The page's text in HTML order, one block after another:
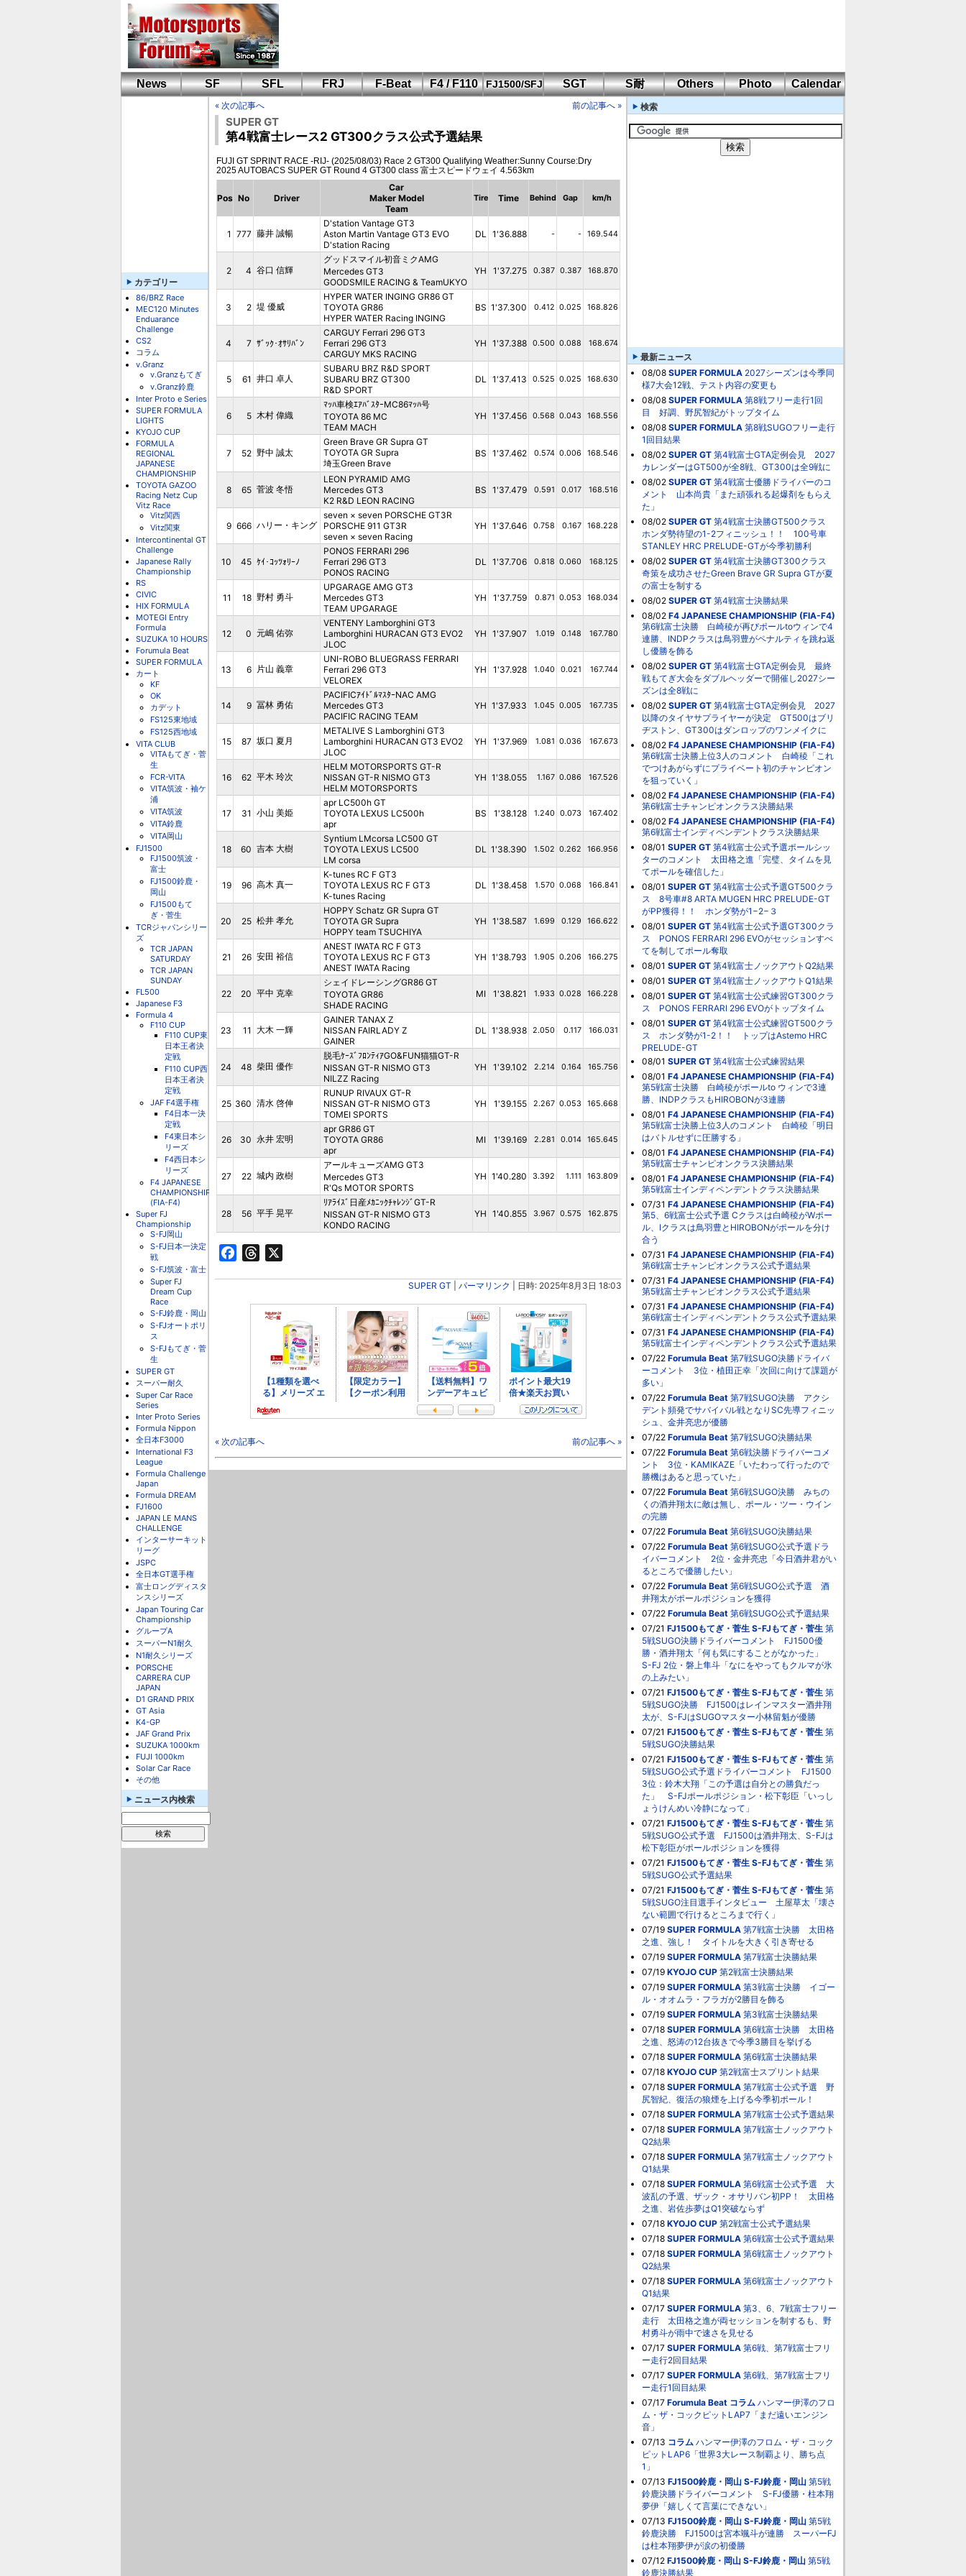
News SF SFL FRJ F-Beat
F4 / F110
FJ1500/SFJ SGT S耐 Others Photo Calendar
カテゴリー
86/BRZ Race
MEC120 Minutes
Enduarance
Challenge
CS2
コラム
v.Granz
v.Granzもてぎ
v.Granz鈴鹿
Inter Proto e Series
SUPER FORMULA
LIGHTS
KYOJO CUP
FORMULA
REGIONAL
JAPANESE
CHAMPIONSHIP
TOYOTA GAZOO
Racing Netz Cup
Vitz Race
Vitz関西
Vitz関東
Intercontinental GT
Challenge
Japanese Rally
Championship
RS
CIVIC
HIX FORMULA
MOTEGI Entry
Formula
SUZUKA 10 HOURS
Forumula Beat
SUPER FORMULA
カート
KF
OK
カデット
FS125東地域
FS125西地域
VITA CLUB
VITAもてぎ・菅
生
FCR-VITA
VITA筑波・袖ケ
浦
VITA筑波
VITA鈴鹿
VITA岡山
FJ1500
FJ1500筑波・
富士
FJ1500鈴鹿・
岡山
FJ1500もて
ぎ・菅生
TCRジャパンシリー
ズ
TCR JAPAN
SATURDAY
TCR JAPAN
SUNDAY
FL500
Japanese F3
Formula 4
F110 CUP
F110 CUP東
日本王者決
定戦
F110 CUP西
日本王者決
定戦
JAF F4選手権
F4日本一決
定戦
F4東日本シ
リーズ
F4西日本シ
リーズ
F4 JAPANESE
CHAMPIONSHIP
(FIA-F4)
Super FJ
Championship
S-FJ岡山
S-FJ日本一決定
戦
S-FJ筑波・富士
Super FJ
Dream Cup
Race
S-FJ鈴鹿・岡山
S-FJオートポリ
ス
S-FJもてぎ・菅
生
SUPER GT
スーパー耐久
Super Car Race
Series
Inter Proto Series
Formula Nippon
全日本F3000
International F3
League
Formula Challenge
Japan
Formula DREAM
FJ1600
JAPAN LE MANS
CHALLENGE
インターサーキット
リーグ
JSPC
全日本GT選手権
富士ロングディスタ
ンスシリーズ
Japan Touring Car
Championship
グループA
スーパーN1耐久
N1耐久シリーズ
PORSCHE
CARRERA CUP
JAPAN
D1 GRAND PRIX
GT Asia
K4-GP
JAF Grand Prix
SUZUKA 1000km
FUJI 1000km
Solar Car Race
その他
ニュース内検索
« 次の記事へ 前の記事へ »
SUPER GT
第4戦富士レース2 GT300クラス公式予選結果
FUJI GT SPRINT RACE -RIJ- (2025/08/03) Race 2 GT300 Qualifying Weather:Sunny Course:Dry
2025 AUTOBACS SUPER GT Round 4 GT300 class 富士スピードウェイ 4.563km
Pos No Driver
Car
Maker Model
Team
Tire Time Behind Gap km/h
1 777 藤井 誠暢
D'station Vantage GT3
Aston Martin Vantage GT3 EVO
D'station Racing
DL 1'36.888 - - 169.544
2 4 谷口 信輝
グッドスマイル初音ミクAMG
Mercedes GT3
GOODSMILE RACING & TeamUKYO
YH 1'37.275 0.387 0.387 168.870
3 2 堤 優威
HYPER WATER INGING GR86 GT
TOYOTA GR86
HYPER WATER Racing INGING
BS 1'37.300 0.412 0.025 168.826
4 7 ｻﾞｯｸ･ｵｻﾘﾊﾞﾝ
CARGUY Ferrari 296 GT3
Ferrari 296 GT3
CARGUY MKS RACING
YH 1'37.388 0.500 0.088 168.674
5 61 井口 卓人
SUBARU BRZ R&D SPORT
SUBARU BRZ GT300
R&D SPORT
DL 1'37.413 0.525 0.025 168.630
6 5 木村 偉織
ﾏｯﾊ車検ｴｱﾊﾞｽﾀｰMC86ﾏｯﾊ号
TOYOTA 86 MC
TEAM MACH
YH 1'37.456 0.568 0.043 168.556
7 52 野中 誠太
Green Brave GR Supra GT
TOYOTA GR Supra
埼玉Green Brave
BS 1'37.462 0.574 0.006 168.546
8 65 菅波 冬悟
LEON PYRAMID AMG
Mercedes GT3
K2 R&D LEON RACING
BS 1'37.479 0.591 0.017 168.516
9 666 ハリー・キング
seven × seven PORSCHE GT3R
PORSCHE 911 GT3R
seven × seven Racing
YH 1'37.646 0.758 0.167 168.228
10 45 ｹｲ･ｺｯﾂｫﾘｰﾉ
PONOS FERRARI 296
Ferrari 296 GT3
PONOS RACING
DL 1'37.706 0.818 0.060 168.125
11 18 野村 勇斗
UPGARAGE AMG GT3
Mercedes GT3
TEAM UPGARAGE
YH 1'37.759 0.871 0.053 168.034
12 0 元嶋 佑弥
VENTENY Lamborghini GT3
Lamborghini HURACAN GT3 EVO2
JLOC
YH 1'37.907 1.019 0.148 167.780
13 6 片山 義章
UNI-ROBO BLUEGRASS FERRARI
Ferrari 296 GT3
VELOREX
YH 1'37.928 1.040 0.021 167.744
14 9 冨林 勇佑
PACIFICｱｲﾄﾞﾙﾏｽﾀｰNAC AMG
Mercedes GT3
PACIFIC RACING TEAM
YH 1'37.933 1.045 0.005 167.735
15 87 坂口 夏月
METALIVE S Lamborghini GT3
Lamborghini HURACAN GT3 EVO2
JLOC
YH 1'37.969 1.081 0.036 167.673
16 62 平木 玲次
HELM MOTORSPORTS GT-R
NISSAN GT-R NISMO GT3
HELM MOTORSPORTS
YH 1'38.055 1.167 0.086 167.526
17 31 小山 美姫
apr LC500h GT
TOYOTA LEXUS LC500h
apr
BS 1'38.128 1.240 0.073 167.402
18 60 吉本 大樹
Syntium LMcorsa LC500 GT
TOYOTA LEXUS LC500
LM corsa
DL 1'38.390 1.502 0.262 166.956
19 96 高木 真一
K-tunes RC F GT3
TOYOTA LEXUS RC F GT3
K-tunes Racing
DL 1'38.458 1.570 0.068 166.841
20 25 松井 孝允
HOPPY Schatz GR Supra GT
TOYOTA GR Supra
HOPPY team TSUCHIYA
YH 1'38.587 1.699 0.129 166.622
21 26 安田 裕信
ANEST IWATA RC F GT3
TOYOTA LEXUS RC F GT3
ANEST IWATA Racing
YH 1'38.793 1.905 0.206 166.275
22 20 平中 克幸
シェイドレーシングGR86 GT
TOYOTA GR86
SHADE RACING
MI 1'38.821 1.933 0.028 166.228
23 11 大木 一輝
GAINER TANAX Z
NISSAN FAIRLADY Z
GAINER
DL 1'38.938 2.050 0.117 166.031
24 48 柴田 優作
脱毛ｹｰｽﾞﾌﾛﾝﾃｨｱGO&FUN猫猫GT-R
NISSAN GT-R NISMO GT3
NILZZ Racing
YH 1'39.102 2.214 0.164 165.756
25 360 清水 啓伸
RUNUP RIVAUX GT-R
NISSAN GT-R NISMO GT3
TOMEI SPORTS
YH 1'39.155 2.267 0.053 165.668
26 30 永井 宏明
apr GR86 GT
TOYOTA GR86
apr
MI 1'39.169 2.281 0.014 165.645
27 22 城内 政樹
アールキューズAMG GT3
Mercedes GT3
R'Qs MOTOR SPORTS
YH 1'40.280 3.392 1.111 163.809
28 56 平手 晃平
ﾘｱﾗｲｽﾞ日産ﾒｶﾆｯｸﾁｬﾚﾝｼﾞGT-R
NISSAN GT-R NISMO GT3
KONDO RACING
YH 1'40.855 3.967 0.575 162.875
Facebook
Threads
SUPER GT パーマリンク | 日時: 2025年8月3日 18:03
« 次の記事へ 前の記事へ »
検索
最新ニュース
08/08 SUPER FORMULA 2027シーズンは今季同
様7大会12戦、テスト内容の変更も
08/08 SUPER FORMULA 第8戦フリー走行1回
目 好調、野尻智紀がトップタイム
08/08 SUPER FORMULA 第8戦SUGOフリー走行
1回目結果
08/02 SUPER GT 第4戦富士GTA定例会見 2027
カレンダーはGT500が全8戦、GT300は全9戦に
08/02 SUPER GT 第4戦富士優勝ドライバーのコ
メント 山本尚貴「また頑張れる起爆剤をもらえ
た」
08/02 SUPER GT 第4戦富士決勝GT500クラス
ホンダ勢待望の1-2フィニッシュ！！ 100号車
STANLEY HRC PRELUDE-GTが今季初勝利
08/02 SUPER GT 第4戦富士決勝GT300クラス
奇策を成功させたGreen Brave GR Supra GTが夏
の富士を制する
08/02 SUPER GT 第4戦富士決勝結果
08/02 F4 JAPANESE CHAMPIONSHIP (FIA-F4)
第6戦富士決勝 白崎稜が再びポールtoウィンで4
連勝、INDPクラスは鳥羽豊がペナルティを跳ね返
し優勝を飾る
08/02 SUPER GT 第4戦富士GTA定例会見 最終
戦もてぎ大会をダブルヘッダーで開催し2027シー
ズンは全8戦に
08/02 SUPER GT 第4戦富士GTA定例会見 2027
以降のタイヤサプライヤーが決定 GT500はブリ
ヂストン、GT300はダンロップのワンメイクに
08/02 F4 JAPANESE CHAMPIONSHIP (FIA-F4)
第6戦富士決勝上位3人のコメント 白崎稜「これ
でつけあがらずにプライベート初のチャンピオン
を狙っていく」
08/02 F4 JAPANESE CHAMPIONSHIP (FIA-F4)
第6戦富士チャンピオンクラス決勝結果
08/02 F4 JAPANESE CHAMPIONSHIP (FIA-F4)
第6戦富士インディペンデントクラス決勝結果
08/01 SUPER GT 第4戦富士公式予選ポールシッ
ターのコメント 太田格之進「完璧、タイムを見
てポールを確信した」
08/01 SUPER GT 第4戦富士公式予選GT500クラ
ス 8号車#8 ARTA MUGEN HRC PRELUDE-GT
がPP獲得！！ ホンダ勢が1−2−３
08/01 SUPER GT 第4戦富士公式予選GT300クラ
ス PONOS FERRARI 296 EVOがセッションすべ
てを制してポール奪取
08/01 SUPER GT 第4戦富士ノックアウトQ2結果
08/01 SUPER GT 第4戦富士ノックアウトQ1結果
08/01 SUPER GT 第4戦富士公式練習GT300クラ
ス PONOS FERRARI 296 EVOがトップタイム
08/01 SUPER GT 第4戦富士公式練習GT500クラ
ス ホンダ勢が1-2！！ トップはAstemo HRC
PRELUDE-GT
08/01 SUPER GT 第4戦富士公式練習結果
08/01 F4 JAPANESE CHAMPIONSHIP (FIA-F4)
第5戦富士決勝 白崎稜がポールto ウィンで3連
勝、INDPクラスもHIROBONが3連勝
08/01 F4 JAPANESE CHAMPIONSHIP (FIA-F4)
第5戦富士決勝上位3人のコメント 白崎稜「明日
はバトルせずに圧勝する」
08/01 F4 JAPANESE CHAMPIONSHIP (FIA-F4)
第5戦富士チャンピオンクラス決勝結果
08/01 F4 JAPANESE CHAMPIONSHIP (FIA-F4)
第5戦富士インディペンデントクラス決勝結果
07/31 F4 JAPANESE CHAMPIONSHIP (FIA-F4)
第5、6戦富士公式予選 Cクラスは白崎稜がWポー
ル、Iクラスは鳥羽豊とHIROBONがポールを分け
合う
07/31 F4 JAPANESE CHAMPIONSHIP (FIA-F4)
第6戦富士チャンピオンクラス公式予選結果
07/31 F4 JAPANESE CHAMPIONSHIP (FIA-F4)
第5戦富士チャンピオンクラス公式予選結果
07/31 F4 JAPANESE CHAMPIONSHIP (FIA-F4)
第6戦富士インディペンデントクラス公式予選結果
07/31 F4 JAPANESE CHAMPIONSHIP (FIA-F4)
第5戦富士インディペンデントクラス公式予選結果
07/22 Forumula Beat 第7戦SUGO決勝ドライバ
ーコメント 3位・植田正幸「次回に向けて課題が
多い」
07/22 Forumula Beat 第7戦SUGO決勝 アクシ
デント頻発でサバイバル戦となりSC先導フィニッ
シュ、金井亮忠が優勝
07/22 Forumula Beat 第7戦SUGO決勝結果
07/22 Forumula Beat 第6戦決勝ドライバーコメ
ント 3位・KAMIKAZE「いたわって行ったので
勝機はあると思っていた」
07/22 Forumula Beat 第6戦SUGO決勝 みちの
くの酒井翔太に敵は無し、ポール・ツー・ウイン
の完勝
07/22 Forumula Beat 第6戦SUGO決勝結果
07/22 Forumula Beat 第6戦SUGO公式予選ドラ
イバーコメント 2位・金井亮忠「今日酒井君がい
るところで優勝したい」
07/22 Forumula Beat 第6戦SUGO公式予選 酒
井翔太がポールポジションを獲得
07/22 Forumula Beat 第6戦SUGO公式予選結果
07/21 FJ1500もてぎ・菅生 S-FJもてぎ・菅生 第
5戦SUGO決勝ドライバーコメント FJ1500優
勝・酒井翔太「何も気にすることがなかった」
S-FJ 2位・磐上隼斗「なにをやってもクルマが氷
の上みたい」
07/21 FJ1500もてぎ・菅生 S-FJもてぎ・菅生 第
5戦SUGO決勝 FJ1500はレインマスター酒井翔
太が、S-FJはSUGOマスター小林留魁が優勝
07/21 FJ1500もてぎ・菅生 S-FJもてぎ・菅生 第
5戦SUGO決勝結果
07/21 FJ1500もてぎ・菅生 S-FJもてぎ・菅生 第
5戦SUGO公式予選ドライバーコメント FJ1500
3位：鈴木大翔「この予選は自分との勝負だっ
た」 S-FJポールポジション・松下彰臣「いっし
ょうけんめい冷静になって」
07/21 FJ1500もてぎ・菅生 S-FJもてぎ・菅生 第
5戦SUGO公式予選 FJ1500は酒井翔太、S-FJは
松下彰臣がポールポジションを獲得
07/21 FJ1500もてぎ・菅生 S-FJもてぎ・菅生 第
5戦SUGO公式予選結果
07/21 FJ1500もてぎ・菅生 S-FJもてぎ・菅生 第
5戦SUGO注目選手インタビュー 土屋草太「壊さ
ない範囲で行けるところまで行く」
07/19 SUPER FORMULA 第7戦富士決勝 太田格
之進、強し！ タイトルを大きく引き寄せる
07/19 SUPER FORMULA 第7戦富士決勝結果
07/19 KYOJO CUP 第2戦富士決勝結果
07/19 SUPER FORMULA 第3戦富士決勝 イゴー
ル・オオムラ・フラガが2勝目を飾る
07/19 SUPER FORMULA 第3戦富士決勝結果
07/18 SUPER FORMULA 第6戦富士決勝 太田格
之進、怒涛の12台抜きで今季3勝目を挙げる
07/18 SUPER FORMULA 第6戦富士決勝結果
07/18 KYOJO CUP 第2戦富士スプリント結果
07/18 SUPER FORMULA 第7戦富士公式予選 野
尻智紀、復活の狼煙を上げる今季初ポール！
07/18 SUPER FORMULA 第7戦富士公式予選結果
07/18 SUPER FORMULA 第7戦富士ノックアウト
Q2結果
07/18 SUPER FORMULA 第7戦富士ノックアウト
Q1結果
07/18 SUPER FORMULA 第6戦富士公式予選 大
波乱の予選、ザック・オサリバン初PP！ 太田格
之進、岩佐歩夢はQ1突破ならず
07/18 KYOJO CUP 第2戦富士公式予選結果
07/18 SUPER FORMULA 第6戦富士公式予選結果
07/18 SUPER FORMULA 第6戦富士ノックアウト
Q2結果
07/18 SUPER FORMULA 第6戦富士ノックアウト
Q1結果
07/17 SUPER FORMULA 第3、6、7戦富士フリー
走行 太田格之進が両セッションを制するも、野
村勇斗が雨中で速さを見せる
07/17 SUPER FORMULA 第6戦、第7戦富士フリ
ー走行2回目結果
07/17 SUPER FORMULA 第6戦、第7戦富士フリ
ー走行1回目結果
07/17 Forumula Beat コラム ハンマー伊澤のフロ
ム・ザ・コックピットLAP7「まだ遠いエンジン
音」
07/13 コラム ハンマー伊澤のフロム・ザ・コック
ピットLAP6「世界3大レース制覇より、勝ち点
1」
07/13 FJ1500鈴鹿・岡山 S-FJ鈴鹿・岡山 第5戦
鈴鹿決勝ドライバーコメント S-FJ優勝・柱本翔
夢伊「嬉しくて言葉にできない」
07/13 FJ1500鈴鹿・岡山 S-FJ鈴鹿・岡山 第5戦
鈴鹿決勝 FJ1500は宮本颯斗が連勝 スーパーFJ
は柱本翔夢伊が涙の初優勝
07/12 FJ1500鈴鹿・岡山 S-FJ鈴鹿・岡山 第5戦
鈴鹿決勝結果